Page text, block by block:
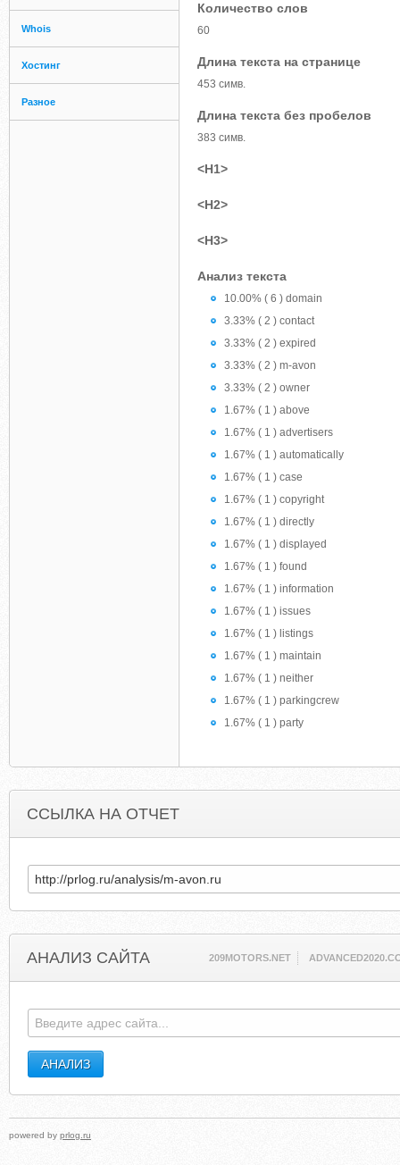
Whois
Хостинг
Разное
Количество слов
60
Длина текста на странице
453 симв.
Длина текста без пробелов
383 симв.
<H1>
<H2>
<H3>
Анализ текста
10.00% ( 6 ) domain
3.33% ( 2 ) contact
3.33% ( 2 ) expired
3.33% ( 2 ) m-avon
3.33% ( 2 ) owner
1.67% ( 1 ) above
1.67% ( 1 ) advertisers
1.67% ( 1 ) automatically
1.67% ( 1 ) case
1.67% ( 1 ) copyright
1.67% ( 1 ) directly
1.67% ( 1 ) displayed
1.67% ( 1 ) found
1.67% ( 1 ) information
1.67% ( 1 ) issues
1.67% ( 1 ) listings
1.67% ( 1 ) maintain
1.67% ( 1 ) neither
1.67% ( 1 ) parkingcrew
1.67% ( 1 ) party
ССЫЛКА НА ОТЧЕТ
АНАЛИЗ САЙТА 209MOTORS.NET
powered by prlog.ru